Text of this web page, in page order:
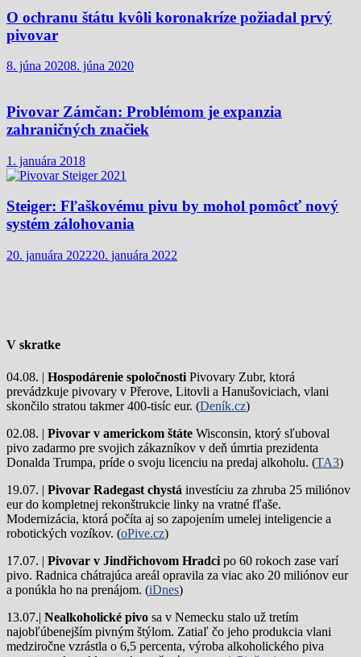
O ochranu štátu kvôli koronakríze požiadal prvý
pivovar
8. júna 20208. júna 2020
Pivovar Zámčan: Problémom je expanzia
zahraničných značiek
1. januára 2018
Steiger: Fľaškovému pivu by mohol pomôcť nový
systém zálohovania
20. januára 202220. januára 2022
V skratke
04.08. | Hospodárenie spoločnosti Pivovary Zubr, ktorá
prevádzkuje pivovary v Přerove, Litovli a Hanušoviciach, vlani
skončilo stratou takmer 400-tisíc eur. (Deník.cz)
02.08. | Pivovar v americkom štáte Wisconsin, ktorý sľuboval
pivo zadarmo pre svojich zákazníkov v deň úmrtia prezidenta
Donalda Trumpa, príde o svoju licenciu na predaj alkoholu. (TA3)
19.07. | Pivovar Radegast chystá investíciu za zhruba 25 miliónov
eur do kompletnej rekonštrukcie linky na vratné fľaše.
Modernizácia, ktorá počíta aj so zapojením umelej inteligencie a
robotických vozíkov. (oPive.cz)
17.07. | Pivovar v Jindřichovom Hradci po 60 rokoch zase varí
pivo. Radnica chátrajúca areál opravila za viac ako 20 miliónov eur
a ponúkla ho na prenájom. (iDnes)
13.07.| Nealkoholické pivo sa v Nemecku stalo už tretím
najobľúbenejším pivným štýlom. Zatiaľ čo jeho produkcia vlani
medziročne vzrástla o 6,5 percenta, výroba alkoholického piva